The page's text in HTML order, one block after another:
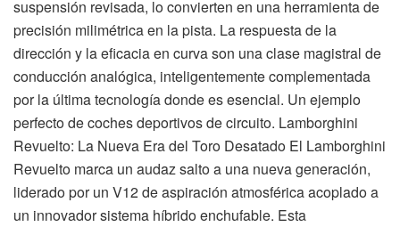
suspensión revisada, lo convierten en una herramienta de
precisión milimétrica en la pista. La respuesta de la
dirección y la eficacia en curva son una clase magistral de
conducción analógica, inteligentemente complementada
por la última tecnología donde es esencial. Un ejemplo
perfecto de coches deportivos de circuito. Lamborghini
Revuelto: La Nueva Era del Toro Desatado El Lamborghini
Revuelto marca un audaz salto a una nueva generación,
liderado por un V12 de aspiración atmosférica acoplado a
un innovador sistema híbrido enchufable. Esta